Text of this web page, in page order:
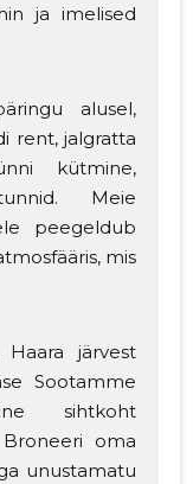
ja imelised
alusel,
rent, jalgratta
kütmine,
Meie
peegeldub
mis
järvest
Sootamme
sihtkoht
oma
unustamatu